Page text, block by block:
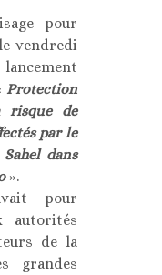
pour
vendredi
Protection
risque de
par le
dans
».
pour
autorités
de la
grandes